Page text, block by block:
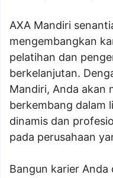
AXA Mandiri
mengembangkan
pelatihan dan
berkelanjutan.
Mandiri, Anda akan
berkembang dalam
dinamis dan
pada perusahaan
Bangun karier Anda